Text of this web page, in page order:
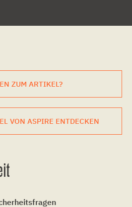
ZUM ARTIKEL?
VON ASPIRE ENTDECKEN